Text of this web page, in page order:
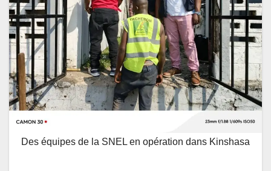
Des équipes de la SNEL en opération dans Kinshasa